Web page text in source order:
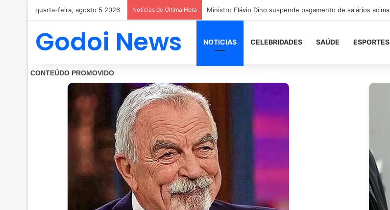
quarta-feira, agosto 5 2026 Notícias de Última Hora
Godoi News NOTICIAS CELEBRIDADES SAÚDE ESPORTES